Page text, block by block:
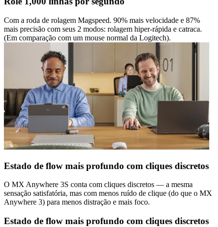
Com a roda de rolagem Magspeed. 90% mais velocidade e 87%
mais precisão com seus 2 modos: rolagem hiper-rápida e catraca.
(Em comparação com um mouse normal da Logitech).
Estado de flow mais profundo com cliques discretos
O MX Anywhere 3S conta com cliques discretos — a mesma
sensação satisfatória, mas com menos ruído de clique (do que o MX
Anywhere 3) para menos distração e mais foco.
Estado de flow mais profundo com cliques discretos